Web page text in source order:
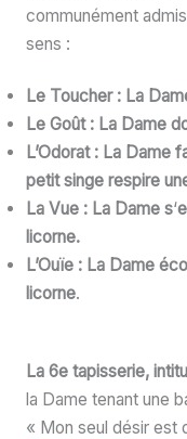
communément
sens :
Le Toucher : La
Le Goût : La Dame
L’Odorat : La Dame
petit singe respire
La Vue : La Dame s‘
licorne.
L’Ouïe : La Dame
licorne.
La 6e tapisserie,
la Dame tenant une
« Mon seul désir est